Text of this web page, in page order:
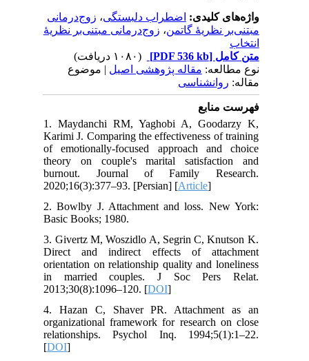
واژه‌های کلیدی:اضطراب دلبستگی،زوج‌درمانی
مبتنی‌بر نظریهٔ گاتمن،زوج‌درمانی مبتنی‌بر نظریهٔ
انتخاب
متن کامل[PDF 536 kb]
نوع مطالعه:مقاله پژوهشی اصیل| موضوع
مقاله:روانشناسی
فهرست منابع
1. Maydanchi RM, Yaghobi A, Goodarzy K,
Karimi J. Comparing the effectiveness of training
of emotionally-focused approach and choice
theory on couple's marital satisfaction and
burnout. Journal of Family Research.
2020;16(3):377–93. [Persian] [Article
2. Bowlby J. Attachment and loss. New York:
Basic Books; 1980.
3. Givertz M, Woszidlo A, Segrin C, Knutson K.
Direct and indirect effects of attachment
orientation on relationship quality and loneliness
in married couples. J Soc Pers Relat.
2013;30(8):1096–120. [DOI
4. Hazan C, Shaver PR. Attachment as an
organizational framework for research on close
relationships. Psychol Inq. 1994;5(1):1–22.
[DOI